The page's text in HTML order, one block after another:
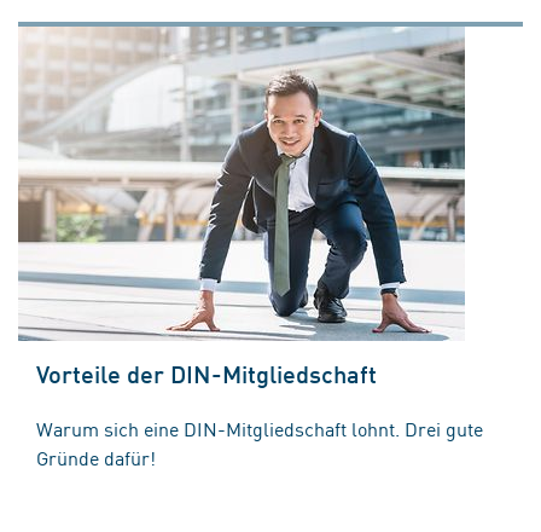
Vorteile der DIN-Mitgliedschaft
Warum sich eine DIN-Mitgliedschaft lohnt. Drei gute
Gründe dafür!